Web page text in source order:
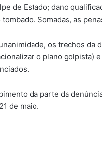
de Estado; dano
Somadas, as
os trechos da
o plano golpista)
da parte da
de maio.